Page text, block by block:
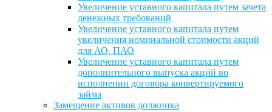
Увеличение уставного капитала путем зачета
денежных требований
Увеличение уставного капитала путем
увеличения номинальной стоимости акций
для АО, ПАО
Увеличение уставного капитала путем
дополнительного выпуска акций во
исполнении договора конвертируемого
займа
Замещение активов должника